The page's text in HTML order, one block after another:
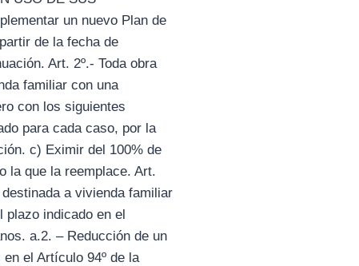
un nuevo Plan de
de la fecha de
Art. 2º.- Toda obra
familiar con una
con los siguientes
para cada caso, por la
c) Eximir del 100% de
la que la reemplace. Art.
a vivienda familiar
plazo indicado en el
a.2. – Reducción de un
el Artículo 94º de la